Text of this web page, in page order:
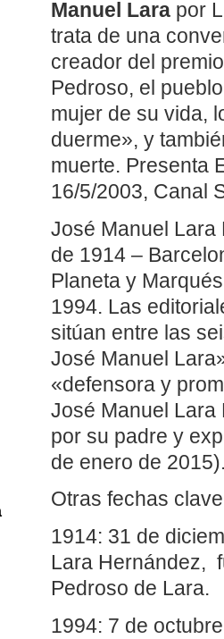
Manuel Lara por
trata de una
creador del
Pedroso, el
mujer de su vida,
duerme», y
muerte. Presenta
16/5/2003, Canal
José Manuel Lara
de 1914 –
Planeta y
1994. Las
sitúan entre las
José Manuel
«defensora y
José Manuel Lara
por su padre y
de enero de
Otras fechas
1914: 31 de
Lara Hernández,
Pedroso de Lara.
1994: 7 de